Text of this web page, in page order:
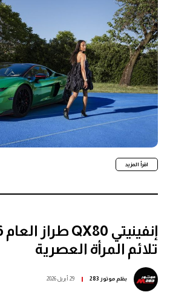
اقرأ المزيد
تلائم المرأة العصرية
بقلمموتور 283 29 أبريل 2026